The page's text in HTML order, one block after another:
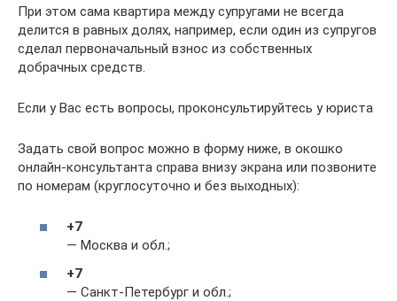
При этом сама квартира между супругами не всегда
делится в равных долях, например, если один из супругов
сделал первоначальный взнос из собственных
добрачных средств.
Если у Вас есть вопросы, проконсультируйтесь у юриста
Задать свой вопрос можно в форму ниже, в окошко
онлайн-консультанта справа внизу экрана или позвоните
по номерам (круглосуточно и без выходных):
+7
— Москва и обл.;
+7
— Санкт-Петербург и обл.;